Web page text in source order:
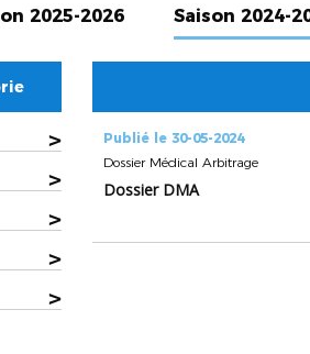
2025-2026 Saison 2024-
>
>
>
>
>
Publié le 30-05-2024
Dossier Médical Arbitrage
Dossier DMA